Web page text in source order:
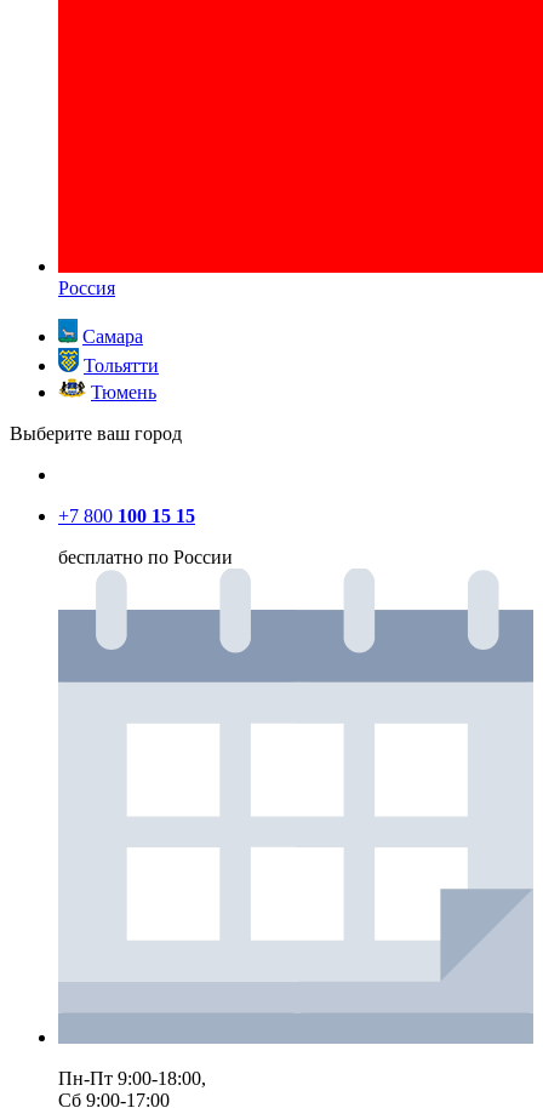
Россия
Самара
Тольятти
Тюмень
Выберите ваш город
+7 800 100 15 15
бесплатно по России
Пн-Пт 9:00-18:00,
Сб 9:00-17:00